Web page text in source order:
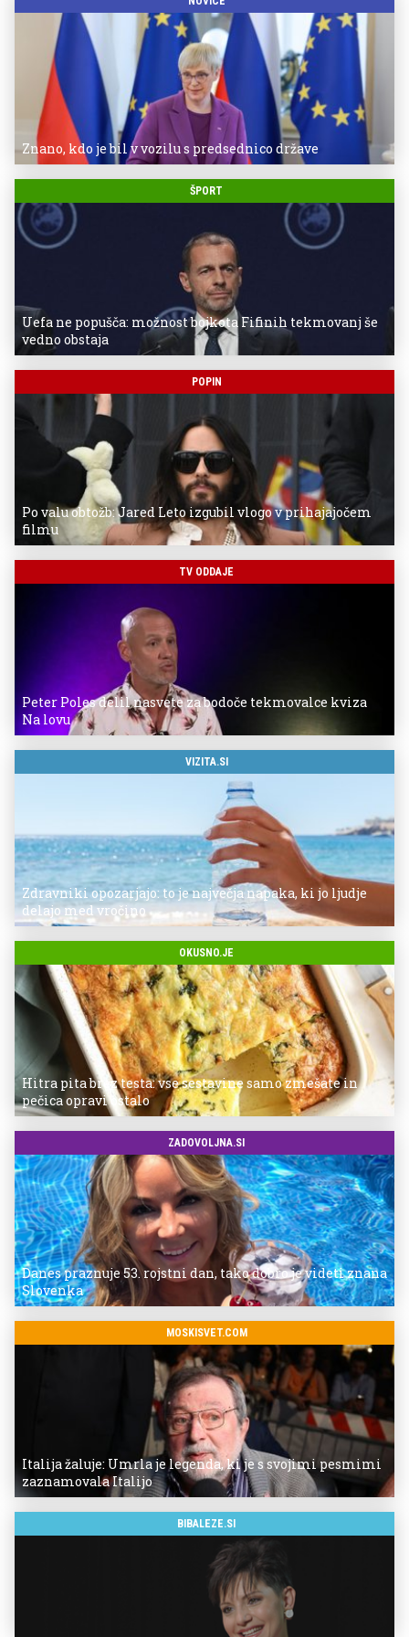
Znano, kdo je bil v vozilu s predsednico države
ŠPORT
Uefa ne popušča: možnost bojkota Fifinih tekmovanj še
vedno obstaja
POPIN
Po valu obtožb: Jared Leto izgubil vlogo v prihajajočem
filmu
TV ODDAJE
Peter Poles delil nasvete za bodoče tekmovalce kviza
Na lovu
VIZITA.SI
Zdravniki opozarjajo: to je največja napaka, ki jo ljudje
delajo med vročino
OKUSNO.JE
Hitra pita brez testa: vse sestavine samo zmešate in
pečica opravi ostalo
ZADOVOLJNA.SI
Danes praznuje 53. rojstni dan, tako dobro je videti znana
Slovenka
MOSKISVET.COM
Italija žaluje: Umrla je legenda, ki je s svojimi pesmimi
zaznamovala Italijo
BIBALEZE.SI